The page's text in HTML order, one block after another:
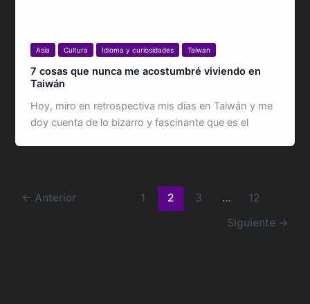
Asia Cultura Idioma y curiosidades Taiwan
7 cosas que nunca me acostumbré viviendo en
Taiwán
Hoy, miro en retrospectiva mis días en Taiwán y me
doy cuenta de lo bizarro y fascinante que es el
← Anterior 1 2 3 …
12
Siguiente →